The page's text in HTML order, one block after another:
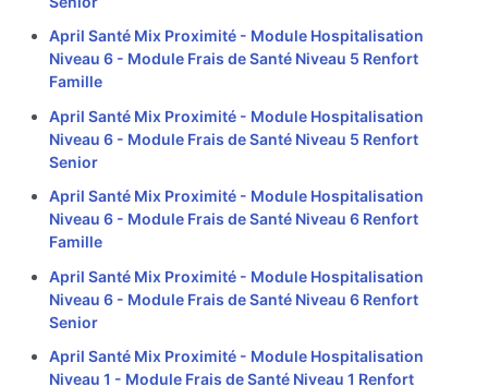
April Santé Mix Proximité - Module Hospitalisation
Niveau 6 - Module Frais de Santé Niveau 5 Renfort
Famille
April Santé Mix Proximité - Module Hospitalisation
Niveau 6 - Module Frais de Santé Niveau 5 Renfort
Senior
April Santé Mix Proximité - Module Hospitalisation
Niveau 6 - Module Frais de Santé Niveau 6 Renfort
Famille
April Santé Mix Proximité - Module Hospitalisation
Niveau 6 - Module Frais de Santé Niveau 6 Renfort
Senior
April Santé Mix Proximité - Module Hospitalisation
Niveau 1 - Module Frais de Santé Niveau 1 Renfort